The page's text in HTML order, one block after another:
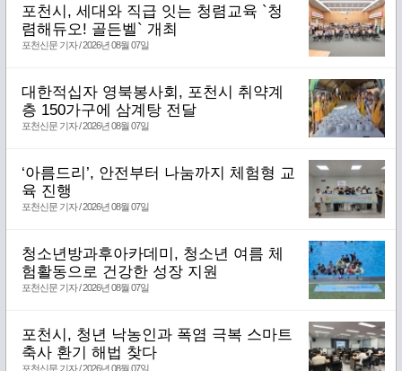
포천시, 세대와 직급 잇는 청렴교육 `청
렴해듀오! 골든벨` 개최
포천신문 기자 / 2026년 08월 07일
대한적십자 영북봉사회, 포천시 취약계
층 150가구에 삼계탕 전달
포천신문 기자 / 2026년 08월 07일
‘아름드리’, 안전부터 나눔까지 체험형 교
육 진행
포천신문 기자 / 2026년 08월 07일
청소년방과후아카데미, 청소년 여름 체
험활동으로 건강한 성장 지원
포천신문 기자 / 2026년 08월 07일
포천시, 청년 낙농인과 폭염 극복 스마트
축사 환기 해법 찾다
포천신문 기자 / 2026년 08월 07일